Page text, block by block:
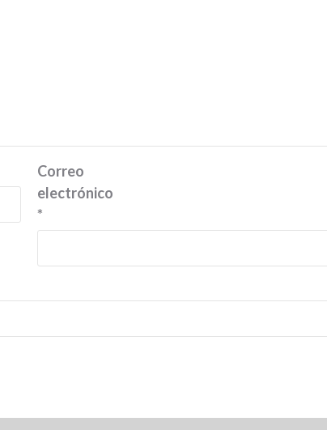
Correo
electrónico
*